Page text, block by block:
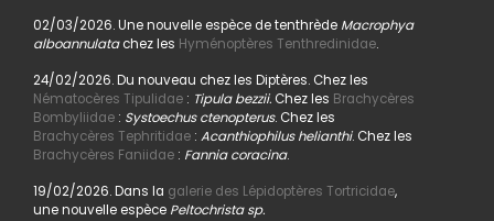
02/03/2026. Une nouvelle espèce de tenthrède Macrophya
alboannulatachez les Hyménoptères Tenthredinidae.
24/02/2026. Du nouveau chez les Diptères. Chez les
Nématocères Tipulidae: Tipula bezzii. Chez les Brachycères
Bombyliidae: Systoechus ctenopterus. Chez les
Brachycères Tephritidae: Acanthiophilus helianthi. Chez les
Brachycères Faniidae: Fannia coracina.
19/02/2026. Dans la galerie des Lépidoptères Tortricidae,
une nouvelle espèce Peltochrista sp.